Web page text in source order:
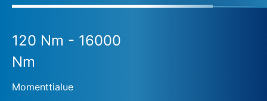
120 Nm - 16000
Nm
Momenttialue